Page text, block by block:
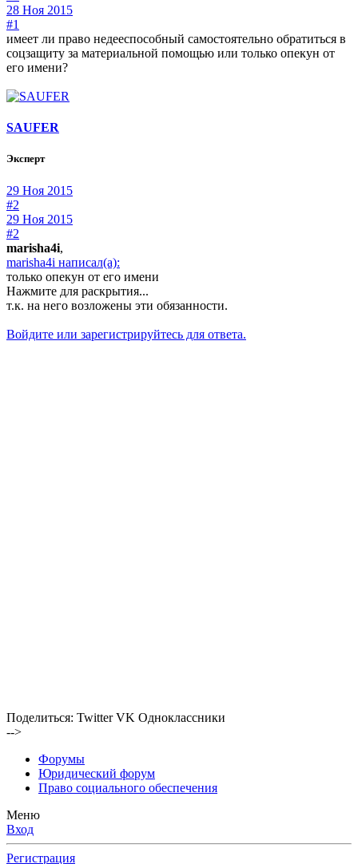
28 Ноя 2015
#1
имеет ли право недееспособный самостоятельно обратиться в
соцзащиту за материальной помощью или только опекун от
его имени?
SAUFER
Эксперт
29 Ноя 2015
#2
29 Ноя 2015
#2
marisha4i,
marisha4i написал(а):
только опекун от его имени
Нажмите для раскрытия...
т.к. на него возложены эти обязанности.
Войдите или зарегистрируйтесь для ответа.
Поделиться: Twitter VK Одноклассники
-->
Форумы
Юридический форум
Право социального обеспечения
Меню
Вход
Регистрация